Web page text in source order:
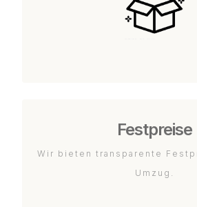
Festpreise
Wir bieten transparente
Umzug.